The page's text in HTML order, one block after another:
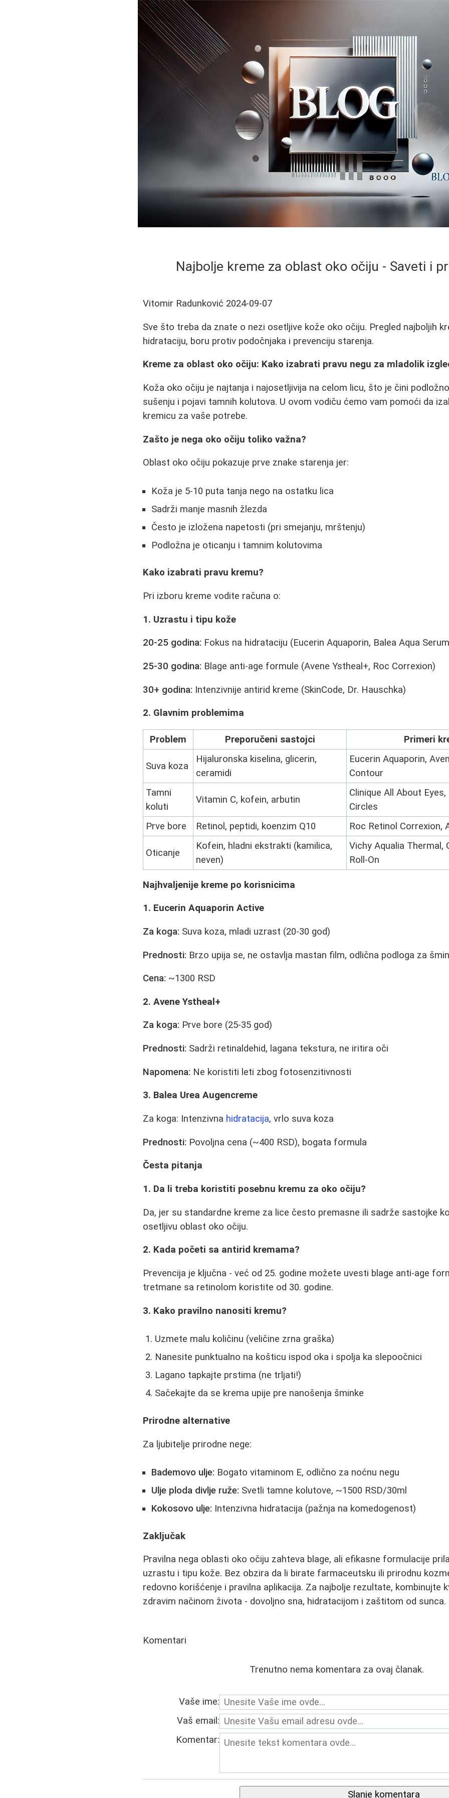
Najbolje kreme za oblast oko očiju - Saveti i
Vitomir Radunković 2024-09-07
Sve što treba da znate o nezi osetljive kože oko očiju. Pregled najboljih
hidrataciju, boru protiv podočnjaka i prevenciju starenja.
Kreme za oblast oko očiju: Kako izabrati pravu negu za mladolik
Koža oko očiju je najtanja i najosetljivija na celom licu, što je čini
sušenju i pojavi tamnih kolutova. U ovom vodiču ćemo vam pomoći da
kremicu za vaše potrebe.
Zašto je nega oko očiju toliko važna?
Oblast oko očiju pokazuje prve znake starenja jer:
Koža je 5-10 puta tanja nego na ostatku lica
Sadrži manje masnih žlezda
Često je izložena napetosti (pri smejanju, mrštenju)
Podložna je oticanju i tamnim kolutovima
Kako izabrati pravu kremu?
Pri izboru kreme vodite računa o:
1. Uzrastu i tipu kože
20-25 godina: Fokus na hidrataciju (Eucerin Aquaporin, Balea Aqua
25-30 godina: Blage anti-age formule (Avene Ystheal+, Roc Correxion)
30+ godina: Intenzivnije antirid kreme (SkinCode, Dr. Hauschka)
2. Glavnim problemima
Problem Preporučeni sastojci Primeri
Suva koza
Hijaluronska kiselina, glicerin,
ceramidi
Eucerin Aquaporin,
Contour
Tamni
koluti
Vitamin C, kofein, arbutin
Clinique All About
Circles
Prve bore
Retinol, peptidi, koenzim Q10 Roc Retinol Correxion,
Oticanje
Kofein, hladni ekstrakti (kamilica,
neven)
Vichy Aqualia Thermal,
Roll-On
Najhvaljenije kreme po korisnicima
1. Eucerin Aquaporin Active
Za koga: Suva koza, mladi uzrast (20-30 god)
Prednosti: Brzo upija se, ne ostavlja mastan film, odlična podloga za
Cena: ~1300 RSD
2. Avene Ystheal+
Za koga: Prve bore (25-35 god)
Prednosti: Sadrži retinaldehid, lagana tekstura, ne iritira oči
Napomena: Ne koristiti leti zbog fotosenzitivnosti
3. Balea Urea Augencreme
Za koga: Intenzivna hidratacija, vrlo suva koza
Prednosti: Povoljna cena (~400 RSD), bogata formula
Česta pitanja
1. Da li treba koristiti posebnu kremu za oko očiju?
Da, jer su standardne kreme za lice često premasne ili sadrže sastojke
osetljivu oblast oko očiju.
2. Kada početi sa antirid kremama?
Prevencija je ključna - već od 25. godine možete uvesti blage anti-age
tretmane sa retinolom koristite od 30. godine.
3. Kako pravilno nanositi kremu?
Uzmete malu količinu (veličine zrna graška)
Nanesite punktualno na košticu ispod oka i spolja ka slepoočnici
Lagano tapkajte prstima (ne trljati!)
Sačekajte da se krema upije pre nanošenja šminke
Prirodne alternative
Za ljubitelje prirodne nege:
Bademovo ulje: Bogato vitaminom E, odlično za noćnu negu
Ulje ploda divlje ruže: Svetli tamne kolutove, ~1500 RSD/30ml
Kokosovo ulje: Intenzivna hidratacija (pažnja na komedogenost)
Zaključak
Pravilna nega oblasti oko očiju zahteva blage, ali efikasne formulacije
uzrastu i tipu kože. Bez obzira da li birate farmaceutsku ili prirodnu
redovno korišćenje i pravilna aplikacija. Za najbolje rezultate, kombinujte
zdravim načinom života - dovoljno sna, hidratacijom i zaštitom od sunca.
Komentari
Trenutno nema komentara za ovaj članak.
Vaše ime:
Vaš email:
Komentar:
Slanje komentara